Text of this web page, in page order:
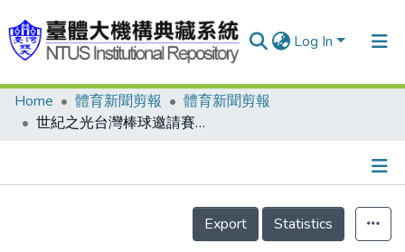
Log In
Communities & Collections
Home 體育新聞剪報
體育新聞剪報
世紀之光台灣棒球邀請賽系列2 三鐵捕 戰功顯赫 洪一中 老當益壯
Details
Export
Statistics